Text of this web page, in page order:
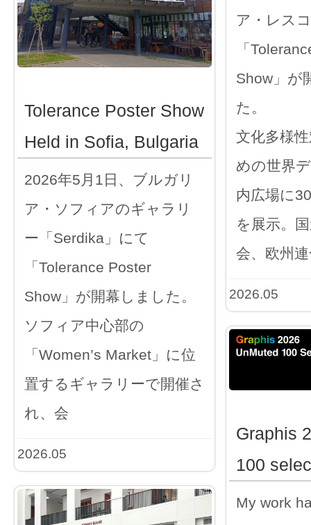
ア・レス
「
Show」が
た。
文化多様
めの世界
内広場に
を展示。
会、欧州
2026.05
Tolerance Poster Show
Held in Sofia, Bulgaria
2026年5月1日、ブルガリ
ア・ソフィアのギャラリ
ー「Serdika」にて
「Tolerance Poster
Show」が開幕しました。
ソフィア中心部の
「Women’s Market」に位
置するギャラリーで開催さ
れ、会
2026.05
Graphis
100
My work